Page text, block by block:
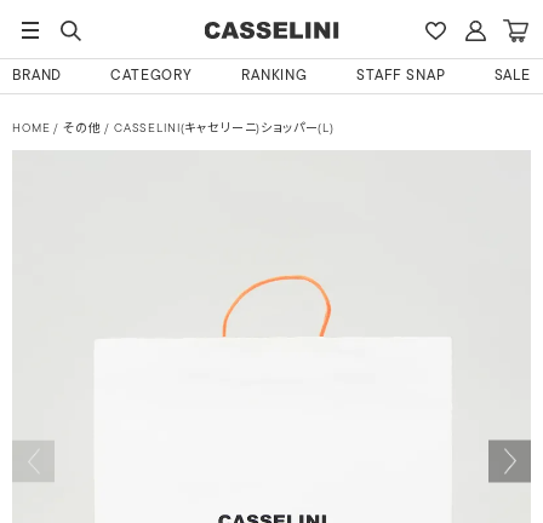
BRAND CATEGORY RANKING STAFF SNAP SALE
HOME その他 CASSELINI(キャセリーニ)ショッパー(L)